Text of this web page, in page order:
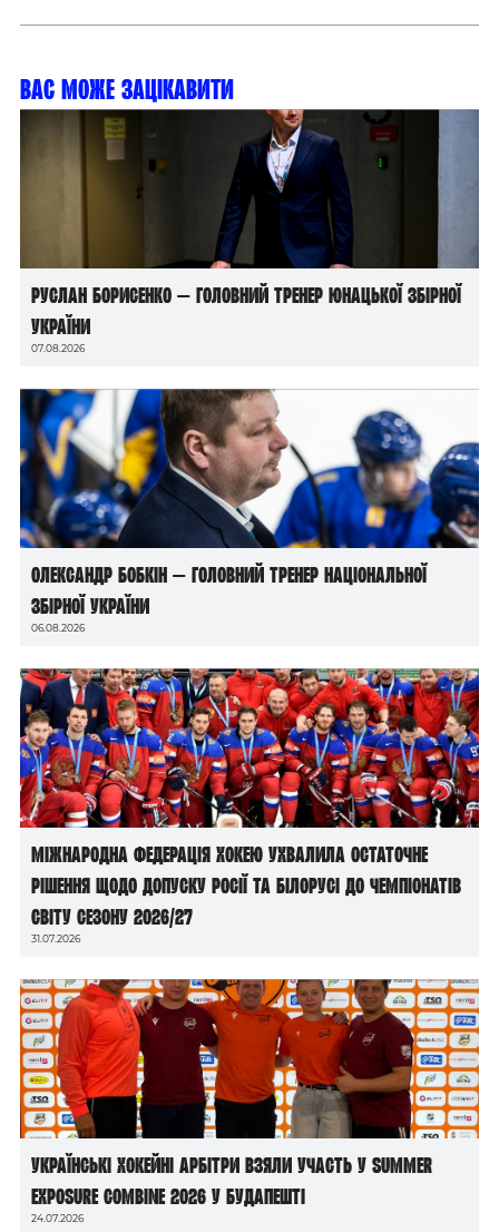
Вас може зацікавити
Руслан Борисенко — головний тренер юнацької збірної
України
07.08.2026
Олександр Бобкін — головний тренер національної
збірної України
06.08.2026
Міжнародна федерація хокею ухвалила остаточне
рішення щодо допуску росії та білорусі до чемпіонатів
світу сезону 2026/27
31.07.2026
Українські хокейні арбітри взяли участь у Summer
Exposure Combine 2026 у Будапешті
24.07.2026